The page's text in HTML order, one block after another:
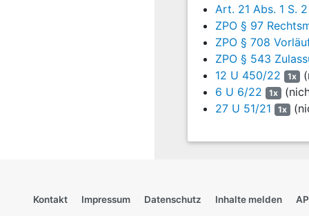
24
Die (jedenfalls
Anspruch auf
diesbezügliche
25
Dem Kläger steht
Eintrags über die
d) DS-GVO),
DS-GVO),
Art. 21 Abs. 1 S.
ZPO § 97
ZPO § 708
ZPO § 543
12 U 450/22 1x
6 U 6/22
1x
27 U 51/21
1x
Kontakt Impressum Datenschutz Inhalte melden